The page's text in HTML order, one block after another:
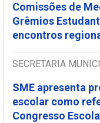
Comissões de
Grêmios
encontros
SECRETARIA
SME apresenta
escolar como
Congresso